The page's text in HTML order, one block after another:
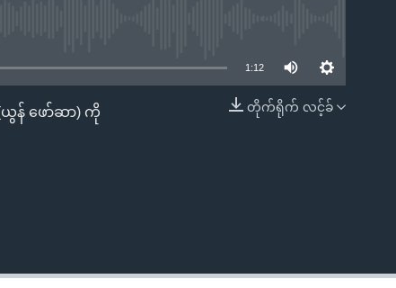
EMBED
1:12
တိုက်ရိုက် လင့်ခ်
ယွန် ဖော်ဆာ) ကို